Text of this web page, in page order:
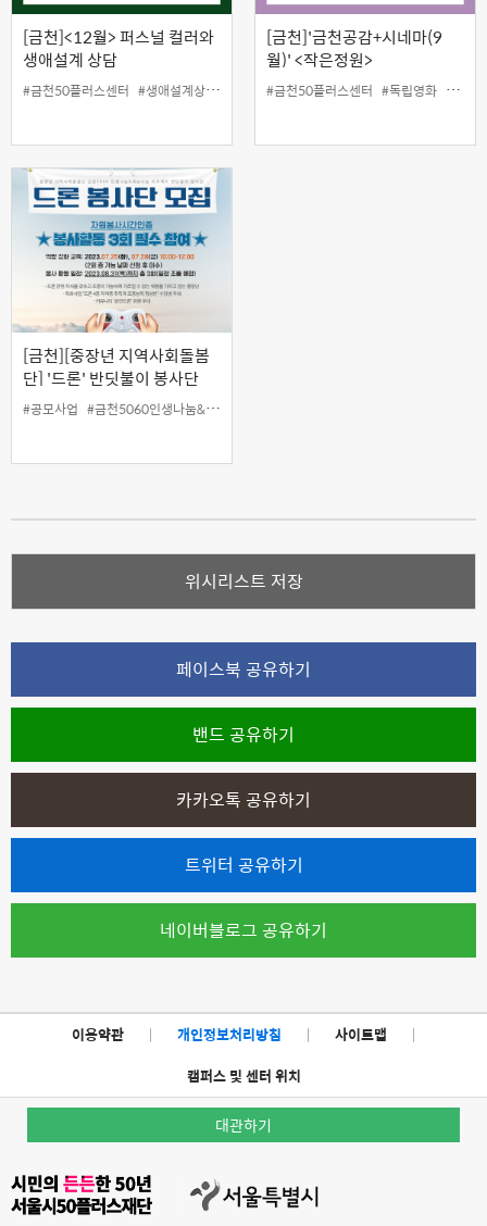
[금천]<12월> 퍼스널 컬러와
생애설계 상담
#금천50플러스센터 #생애설계상담 #인생설계 #퍼스널컬러
[금천]'금천공감+시네마(9
월)' <작은정원>
#금천50플러스센터 #독립영화 #무료
[금천][중장년 지역사회돌봄
단] '드론' 반딧불이 봉사단
#공모사업 #금천5060인생나눔&재능나눔프로젝트
위시리스트 저장
페이스북 공유하기
밴드 공유하기
카카오톡 공유하기
트위터 공유하기
네이버블로그 공유하기
이용약관 | 개인정보처리방침 | 사이트맵
|
캠퍼스 및 센터 위치
대관하기